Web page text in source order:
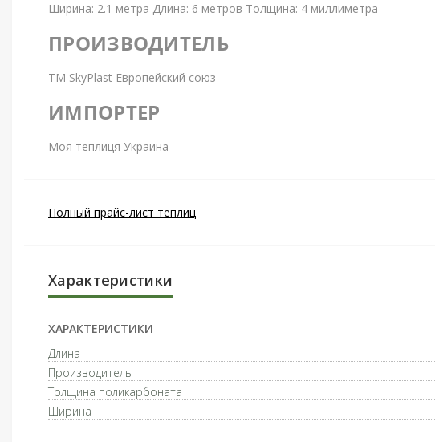
Ширина: 2.1 метра Длина: 6 метров Толщина: 4 миллиметра
ПРОИЗВОДИТЕЛЬ
ТМ SkyPlast Европейский союз
ИМПОРТЕР
Моя теплиця Украина
Полный прайс-лист теплиц
Характеристики
ХАРАКТЕРИСТИКИ
Длина
Производитель
Толщина поликарбоната
Ширина